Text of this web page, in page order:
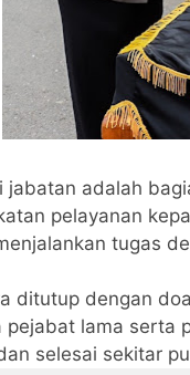
jabatan adalah
pelayanan
tugas
ditutup dengan
pejabat lama serta
selesai sekitar